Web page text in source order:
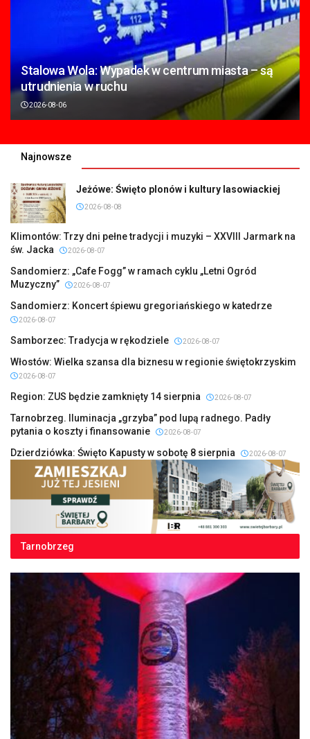
Stalowa Wola: Wypadek w centrum miasta – są
utrudnienia w ruchu
2026-08-06
Najnowsze
Jeżówe: Święto plonów i kultury lasowiackiej
2026-08-08
Klimontów: Trzy dni pełne tradycji i muzyki – XXVIII Jarmark na
św. Jacka
2026-08-07
Sandomierz: „Cafe Fogg” w ramach cyklu „Letni Ogród
Muzyczny”
2026-08-07
Sandomierz: Koncert śpiewu gregoriańskiego w katedrze
2026-08-07
Samborzec: Tradycja w rękodziele 2026-08-07
Włostów: Wielka szansa dla biznesu w regionie świętokrzyskim
2026-08-07
Region: ZUS będzie zamknięty 14 sierpnia 2026-08-07
Tarnobrzeg. Iluminacja „grzyba” pod lupą radnego. Padły
pytania o koszty i finansowanie
2026-08-07
Dzierdziówka: Święto Kapusty w sobotę 8 sierpnia 2026-08-07
Tarnobrzeg